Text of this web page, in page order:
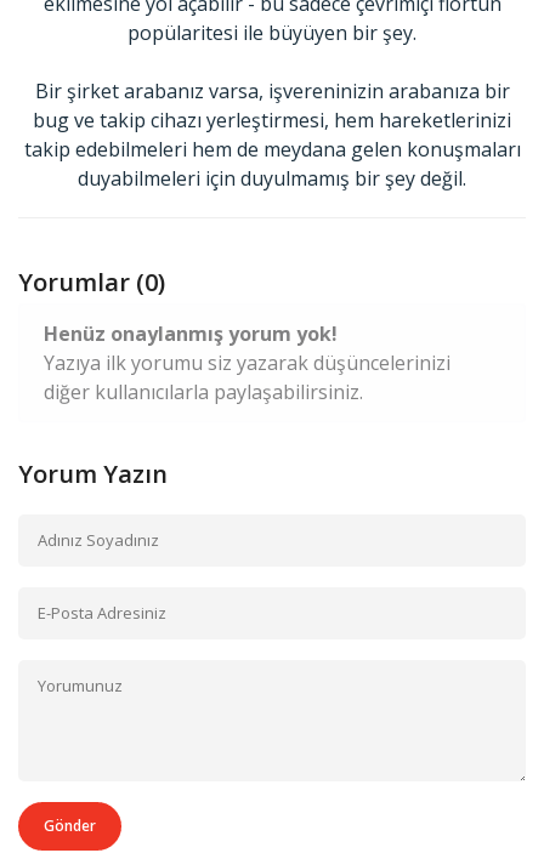
popülaritesi ile büyüyen bir şey.
Bir şirket arabanız varsa, işvereninizin arabanıza bir
bug ve takip cihazı yerleştirmesi, hem hareketlerinizi
takip edebilmeleri hem de meydana gelen konuşmaları
duyabilmeleri için duyulmamış bir şey değil.
Yorumlar (0)
Henüz onaylanmış yorum yok!
Yazıya ilk yorumu siz yazarak düşüncelerinizi
diğer kullanıcılarla paylaşabilirsiniz.
Yorum Yazın
Gönder